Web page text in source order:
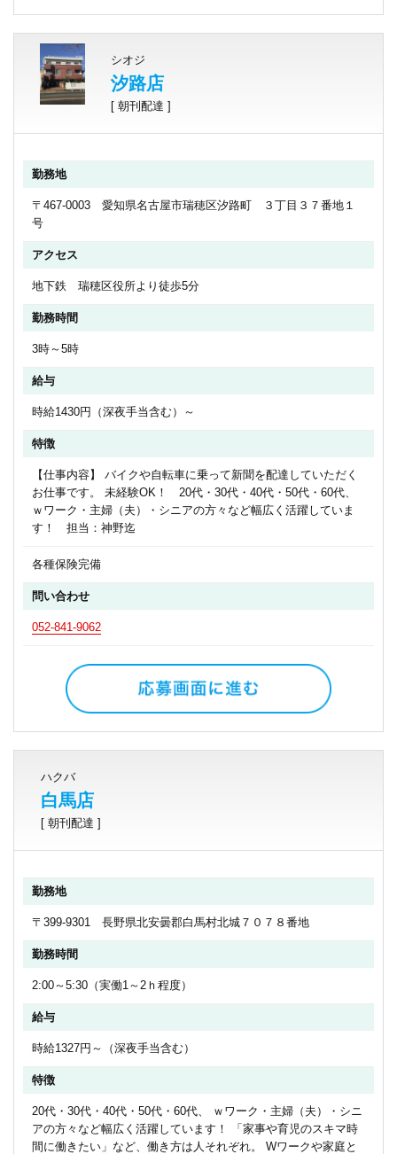
シオジ
汐路店
[ 朝刊配達 ]
勤務地
〒467-0003 愛知県名古屋市瑞穂区汐路町 ３丁目３７番地１
号
アクセス
地下鉄 瑞穂区役所より徒歩5分
勤務時間
3時～5時
給与
時給1430円（深夜手当含む）～
特徴
【仕事内容】 バイクや自転車に乗って新聞を配達していただく
お仕事です。 未経験OK！ 20代・30代・40代・50代・60代、
ｗワーク・主婦（夫）・シニアの方々など幅広く活躍していま
す！ 担当：神野迄
各種保険完備
問い合わせ
052-841-9062
ハクバ
白馬店
[ 朝刊配達 ]
勤務地
〒399-9301 長野県北安曇郡白馬村北城７０７８番地
勤務時間
2:00～5:30（実働1～2ｈ程度）
給与
時給1327円～（深夜手当含む）
特徴
20代・30代・40代・50代・60代、 ｗワーク・主婦（夫）・シニ
アの方々など幅広く活躍しています！ 「家事や育児のスキマ時
間に働きたい」など、働き方は人それぞれ。 Wワークや家庭と